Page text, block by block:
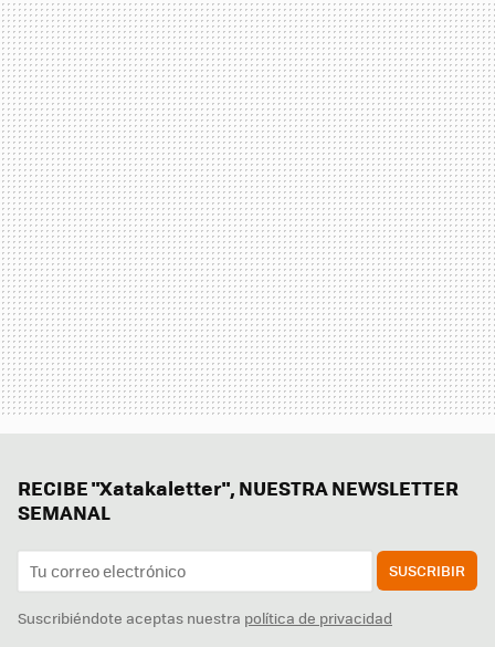
RECIBE "Xatakaletter", NUESTRA NEWSLETTER
SEMANAL
SUSCRIBIR
Suscribiéndote aceptas nuestra política de privacidad